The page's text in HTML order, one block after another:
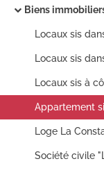
Biens